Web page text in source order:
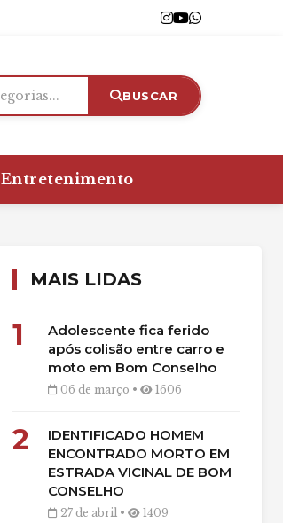
BUSCAR
Entretenimento
MAIS LIDAS
1
Adolescente fica ferido
após colisão entre carro e
moto em Bom Conselho
06 de março • 1606
2
IDENTIFICADO HOMEM
ENCONTRADO MORTO EM
ESTRADA VICINAL DE BOM
CONSELHO
27 de abril • 1409